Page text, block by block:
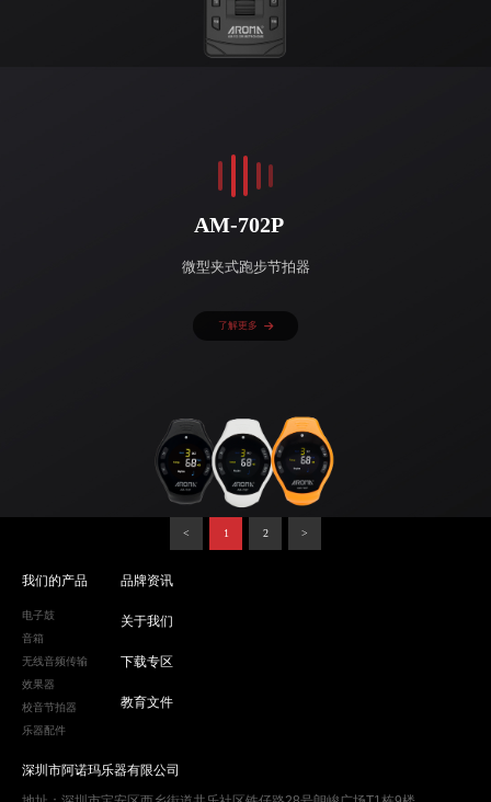
AM-702P
微型夹式跑步节拍器
了解更多
< 1 2 >
我们的产品
电子鼓
音箱
无线音频传输
效果器
校音节拍器
乐器配件
品牌资讯
关于我们
下载专区
教育文件
深圳市阿诺玛乐器有限公司